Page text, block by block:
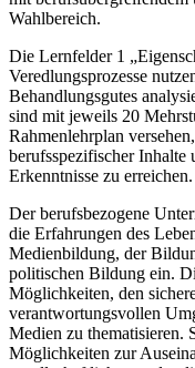
Wahlbereich.
Die Lernfelder 1
Veredlungsprozesse
Behandlungsgutes
sind mit jeweils 20
Rahmenlehrplan
berufsspezifischer Inhalte
Erkenntnisse zu erreichen.
Der berufsbezogene
die Erfahrungen des
Medienbildung, der
politischen Bildung ein.
Möglichkeiten, den
verantwortungsvollen
Medien zu thematisieren.
Möglichkeiten zur